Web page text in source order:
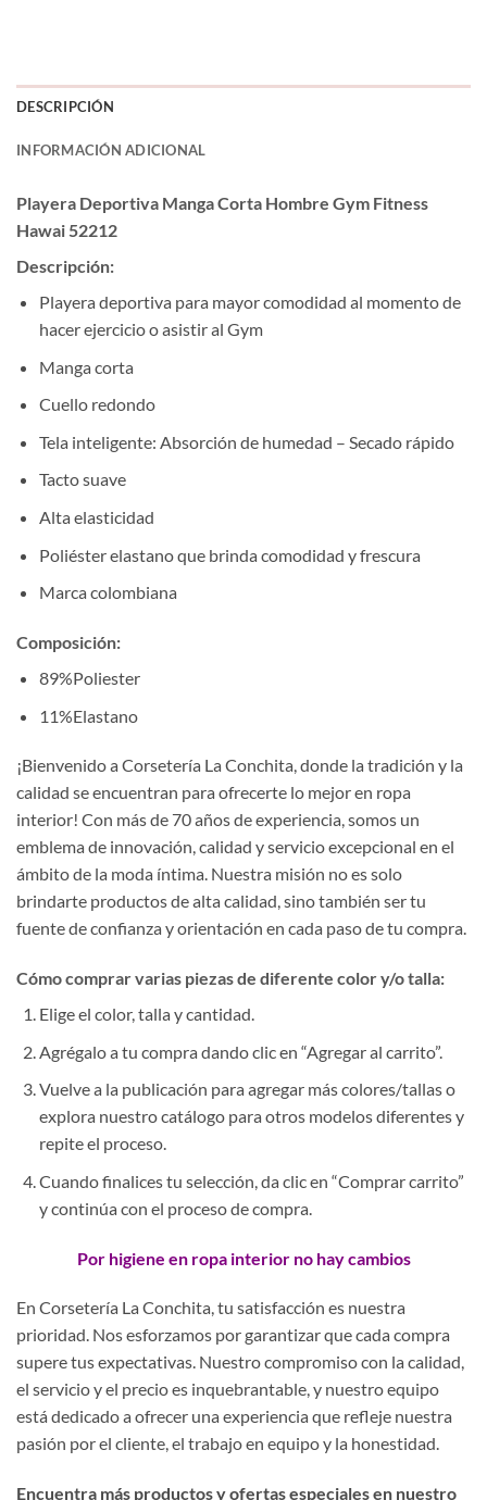
DESCRIPCIÓN
INFORMACIÓN ADICIONAL
Playera Deportiva Manga Corta Hombre Gym Fitness
Hawai 52212
Descripción:
Playera deportiva para mayor comodidad al momento de
hacer ejercicio o asistir al Gym
Manga corta
Cuello redondo
Tela inteligente: Absorción de humedad – Secado rápido
Tacto suave
Alta elasticidad
Poliéster elastano que brinda comodidad y frescura
Marca colombiana
Composición:
89%Poliester
11%Elastano
¡Bienvenido a Corsetería La Conchita, donde la tradición y la
calidad se encuentran para ofrecerte lo mejor en ropa
interior! Con más de 70 años de experiencia, somos un
emblema de innovación, calidad y servicio excepcional en el
ámbito de la moda íntima. Nuestra misión no es solo
brindarte productos de alta calidad, sino también ser tu
fuente de confianza y orientación en cada paso de tu compra.
Cómo comprar varias piezas de diferente color y/o talla:
Elige el color, talla y cantidad.
Agrégalo a tu compra dando clic en “Agregar al carrito”.
Vuelve a la publicación para agregar más colores/tallas o
explora nuestro catálogo para otros modelos diferentes y
repite el proceso.
Cuando finalices tu selección, da clic en “Comprar carrito”
y continúa con el proceso de compra.
Por higiene en ropa interior no hay cambios
En Corsetería La Conchita, tu satisfacción es nuestra
prioridad. Nos esforzamos por garantizar que cada compra
supere tus expectativas. Nuestro compromiso con la calidad,
el servicio y el precio es inquebrantable, y nuestro equipo
está dedicado a ofrecer una experiencia que refleje nuestra
pasión por el cliente, el trabajo en equipo y la honestidad.
Encuentra más productos y ofertas especiales en nuestro